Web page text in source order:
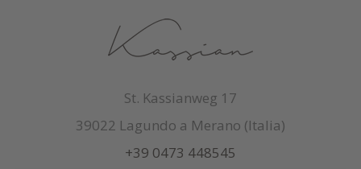
St. Kassianweg 17
39022 Lagundo a Merano (Italia)
+39 0473 448545